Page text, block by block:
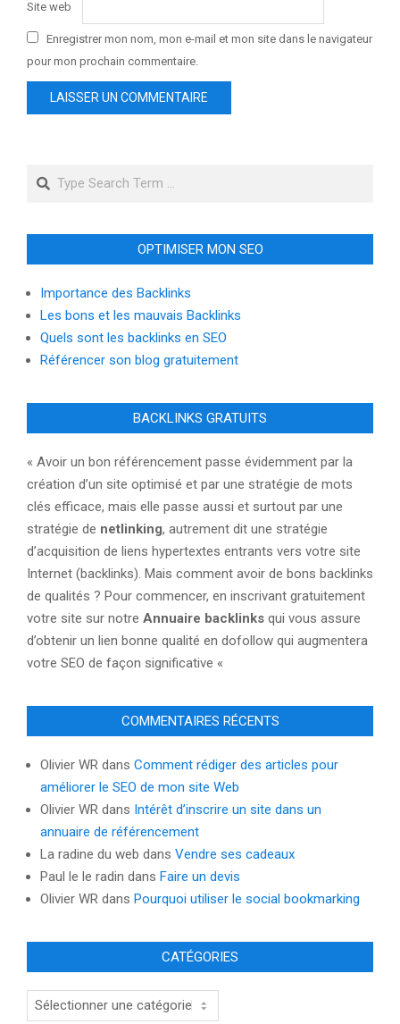
Site web
Enregistrer mon nom, mon e-mail et mon site dans le navigateur
pour mon prochain commentaire.
Search
OPTIMISER MON SEO
Importance des Backlinks
Les bons et les mauvais Backlinks
Quels sont les backlinks en SEO
Référencer son blog gratuitement
BACKLINKS GRATUITS
« Avoir un bon référencement passe évidemment par la
création d’un site optimisé et par une stratégie de mots
clés efficace, mais elle passe aussi et surtout par une
stratégie de netlinking, autrement dit une stratégie
d’acquisition de liens hypertextes entrants vers votre site
Internet (backlinks). Mais comment avoir de bons backlinks
de qualités ? Pour commencer, en inscrivant gratuitement
votre site sur notre Annuaire backlinks qui vous assure
d’obtenir un lien bonne qualité en dofollow qui augmentera
votre SEO de façon significative «
COMMENTAIRES RÉCENTS
Olivier WR dans Comment rédiger des articles pour
améliorer le SEO de mon site Web
Olivier WR dans Intérêt d’inscrire un site dans un
annuaire de référencement
La radine du web dans Vendre ses cadeaux
Paul le le radin dans Faire un devis
Olivier WR dans Pourquoi utiliser le social bookmarking
CATÉGORIES
Catégories